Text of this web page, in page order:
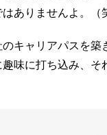
ありませんよ。（
キャリアパスを築
味に打ち込み、そ